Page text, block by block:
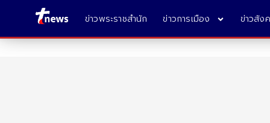
ข่าวพระราชสำนัก ข่าวการเมือง ข่าวสัง